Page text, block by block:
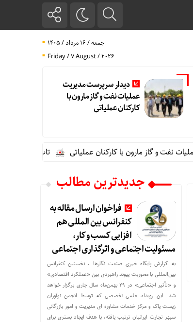
جمعه / ۱۶ مرداد / ۱۴۰۵
Friday / 7 August / 2026
دیدار سرپرست مدیریت
عملیات نفت و گاز مارون با
کارکنان عملیاتی
و گاز مارون با کارکنان عملیاتی تاب آوری، وجه
جدیدترین مطالب
فراخوان ارسال مقاله به
کنفرانس بین المللی هم
افزایی کسب و کار،
مسئولیت اجتماعی و اثرگذاری اجتماعی
به گزارش پایگاه خبری صنعت نگارها ، نخستین کنفرانس
بین‌المللی با محوریت پیوند راهبردی بین «عملکرد اقتصادی»
و «تأثیر اجتماعی» در ۲۹ بهمن‌ماه سال جاری برگزار خواهد
شد. این رویداد علمی-تخصصی که توسط انجمن نوآوران
زیست پاک و مرکز خدمات مشاوره ای مدیریت و امور بازرگانی
سپهر تجارت ایرانیان ترتیب یافته، با هدف ایجاد بستری برای